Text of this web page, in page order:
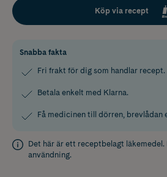
Köp via recept
Snabba fakta
Fri frakt för dig som handlar recept.
Betala enkelt med Klarna.
Få medicinen till dörren, brevlådan
Det här är ett receptbelagt läkemedel.
användning.